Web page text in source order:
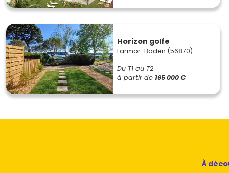
Horizon golfe
Larmor-Baden (56870)
Du T1 au T2
à partir de 165 000 €
À